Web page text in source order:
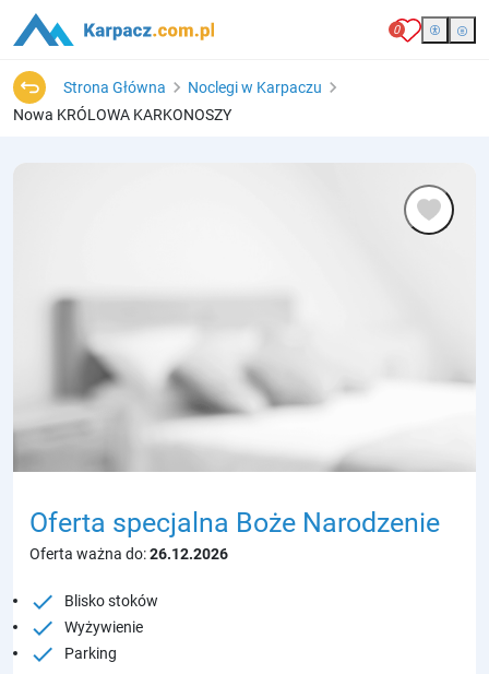
0
Strona Główna
Noclegi w Karpaczu
Nowa KRÓLOWA KARKONOSZY
Oferta specjalna Boże Narodzenie
Oferta ważna do:26.12.2026
check Blisko stoków
check Wyżywienie
check Parking